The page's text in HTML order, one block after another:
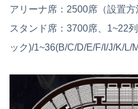
アリーナ席：2500席（設置方
スタンド席：3700席、1~22
ック)/1~36(B/C/D/E/F/I/J/K/L/